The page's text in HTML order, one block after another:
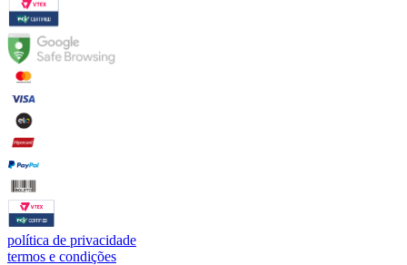
política de privacidade
termos e condições